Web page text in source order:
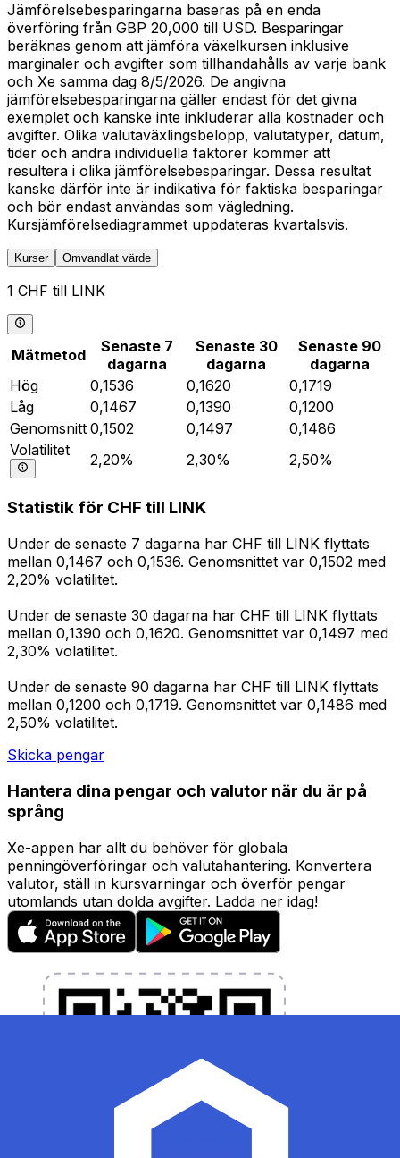
Jämförelsebesparingarna baseras på en enda
överföring från GBP 20,000 till USD. Besparingar
beräknas genom att jämföra växelkursen inklusive
marginaler och avgifter som tillhandahålls av varje bank
och Xe samma dag 8/5/2026. De angivna
jämförelsebesparingarna gäller endast för det givna
exemplet och kanske inte inkluderar alla kostnader och
avgifter. Olika valutaväxlingsbelopp, valutatyper, datum,
tider och andra individuella faktorer kommer att
resultera i olika jämförelsebesparingar. Dessa resultat
kanske därför inte är indikativa för faktiska besparingar
och bör endast användas som vägledning.
Kursjämförelsediagrammet uppdateras kvartalsvis.
Kurser Omvandlat värde
1 CHF till LINK
Mätmetod
Senaste 7
dagarna
Senaste 30
dagarna
Senaste 90
dagarna
Hög
0,1536 0,1620
0,1719
Låg
0,1467 0,1390
0,1200
Genomsnitt 0,1502 0,1497
0,1486
Volatilitet
2,20% 2,30% 2,50%
Statistik för CHF till LINK
Under de senaste 7 dagarna har CHF till LINK flyttats
mellan 0,1467 och 0,1536. Genomsnittet var 0,1502 med
2,20% volatilitet.
Under de senaste 30 dagarna har CHF till LINK flyttats
mellan 0,1390 och 0,1620. Genomsnittet var 0,1497 med
2,30% volatilitet.
Under de senaste 90 dagarna har CHF till LINK flyttats
mellan 0,1200 och 0,1719. Genomsnittet var 0,1486 med
2,50% volatilitet.
Skicka pengar
Hantera dina pengar och valutor när du är på
språng
Xe-appen har allt du behöver för globala
penningöverföringar och valutahantering. Konvertera
valutor, ställ in kursvarningar och överför pengar
utomlands utan dolda avgifter. Ladda ner idag!